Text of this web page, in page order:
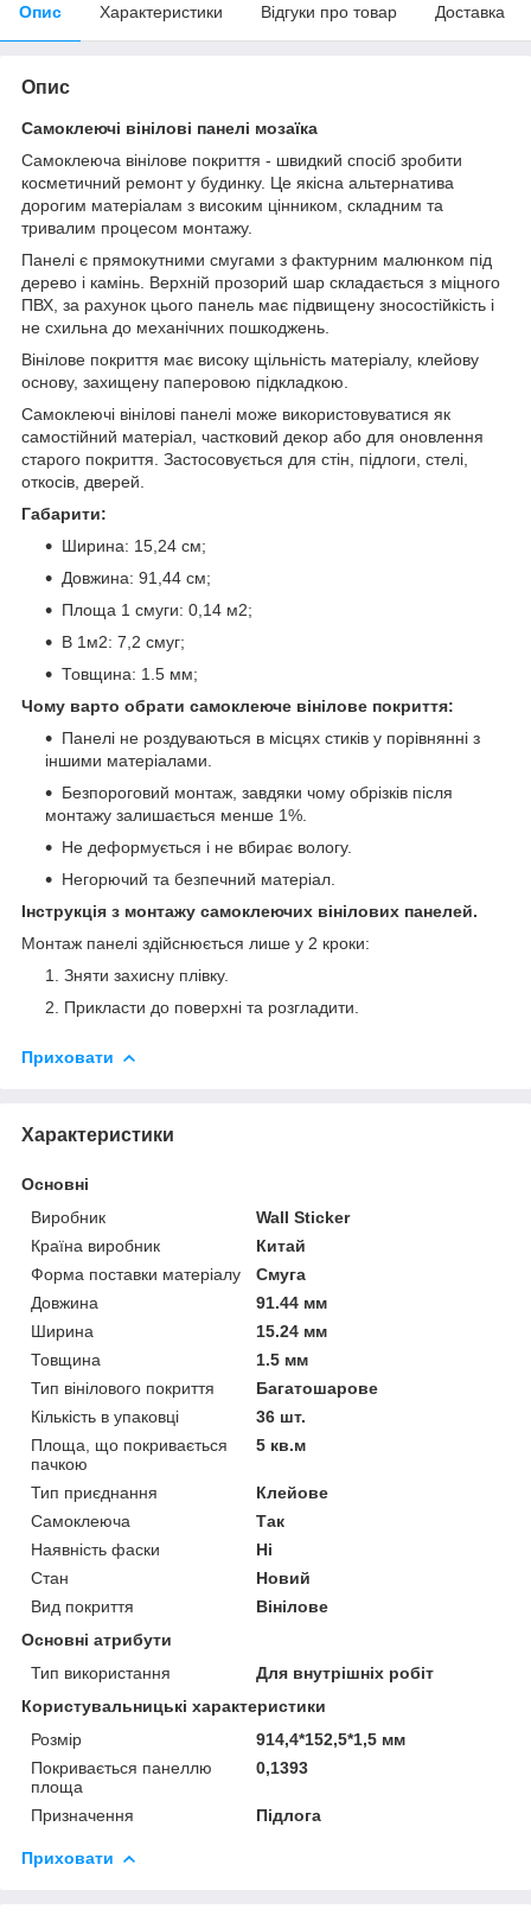
Опис Характеристики Відгуки про товар Доставка
Опис
Самоклеючі вінілові панелі мозаїка
Самоклеюча вінілове покриття - швидкий спосіб зробити
косметичний ремонт у будинку. Це якісна альтернатива
дорогим матеріалам з високим цінником, складним та
тривалим процесом монтажу.
Панелі є прямокутними смугами з фактурним малюнком під
дерево і камінь. Верхній прозорий шар складається з міцного
ПВХ, за рахунок цього панель має підвищену зносостійкість і
не схильна до механічних пошкоджень.
Вінілове покриття має високу щільність матеріалу, клейову
основу, захищену паперовою підкладкою.
Самоклеючі вінілові панелі може використовуватися як
самостійний матеріал, частковий декор або для оновлення
старого покриття. Застосовується для стін, підлоги, стелі,
откосів, дверей.
Габарити:
Ширина: 15,24 см;
Довжина: 91,44 см;
Площа 1 смуги: 0,14 м2;
В 1м2: 7,2 смуг;
Товщина: 1.5 мм;
Чому варто обрати самоклеюче вінілове покриття:
Панелі не роздуваються в місцях стиків у порівнянні з
іншими матеріалами.
Безпороговий монтаж, завдяки чому обрізків після
монтажу залишається менше 1%.
Не деформується і не вбирає вологу.
Негорючий та безпечний матеріал.
Інструкція з монтажу самоклеючих вінілових панелей.
Монтаж панелі здійснюється лише у 2 кроки:
Зняти захисну плівку.
Прикласти до поверхні та розгладити.
Приховати
Характеристики
Основні
Виробник
Wall Sticker
Країна виробник
Китай
Форма поставки матеріалу
Смуга
Довжина
91.44 мм
Ширина
15.24 мм
Товщина
1.5 мм
Тип вінілового покриття
Багатошарове
Кількість в упаковці
36 шт.
Площа, що покривається
пачкою
5 кв.м
Тип приєднання
Клейове
Самоклеюча
Так
Наявність фаски
Ні
Стан
Новий
Вид покриття
Вінілове
Основні атрибути
Тип використання
Для внутрішніх робіт
Користувальницькі характеристики
Розмір
914,4*152,5*1,5 мм
Покривається панеллю
площа
0,1393
Призначення Підлога
Приховати